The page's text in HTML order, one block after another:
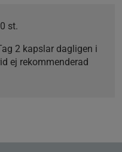
st.
2 kapslar dagligen i
ej rekommenderad